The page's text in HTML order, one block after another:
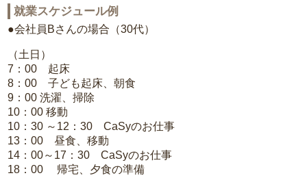
就業スケジュール例
●会社員Bさんの場合（30代）
（土日）
7：00 起床
8：00 子ども起床、朝食
9：00 洗濯、掃除
10：00 移動
10：30 ～12：30 CaSyのお仕事
13：00 昼食、移動
14：00～17：30 CaSyのお仕事
18：00 帰宅、夕食の準備